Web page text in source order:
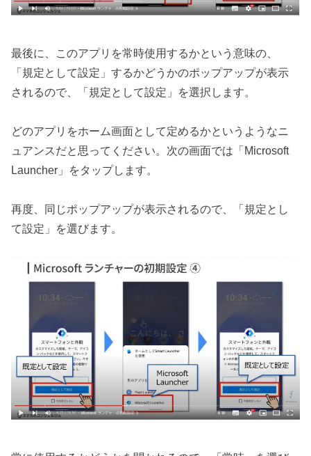
最後に、このアプリを常時使用するかという意味の、
「規定として設定」するかどうかのポップアップが表示
されるので、「規定として設定」を選択します。
どのアプリをホーム画面として定めるかというようなニ
ュアンスだと思ってください。次の画面では「Microsoft
Launcher」をタップします。
再度、同じポップアップが表示されるので、「規定とし
て設定」を選びます。